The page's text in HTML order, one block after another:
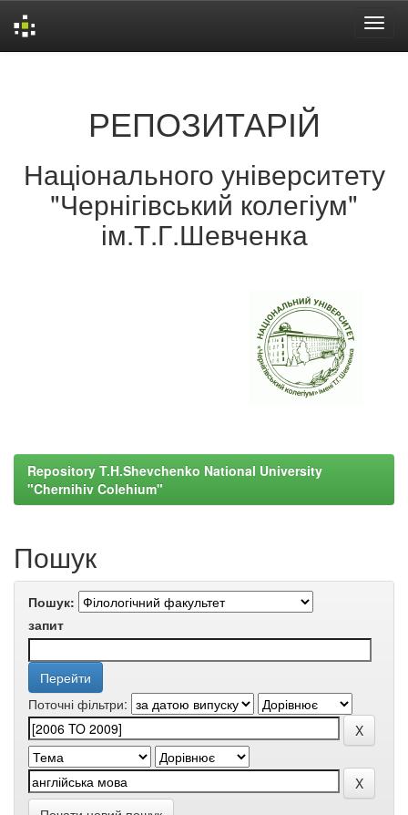
РЕПОЗИТАРІЙ
Національного університету
"Чернігівський колегіум"
ім.Т.Г.Шевченка
Repository T.H.Shevchenko National University
"Chernihiv Colehium"
Пошук
Пошук:
запит
Поточні фільтри: